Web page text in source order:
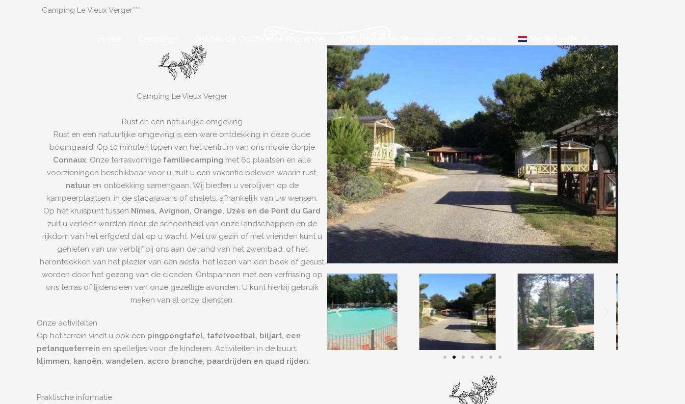
Camping Le Vieux Verger***
Camping Le Vieux Verger
Rust en een natuurlijke omgeving
Rust en een natuurlijke omgeving is een ware ontdekking in deze oude
boomgaard. Op 10 minuten lopen van het centrum van ons mooie dorpje
Connaux. Onze terrasvormige familiecamping met 60 plaatsen en alle
voorzieningen beschikbaar voor u, zult u een vakantie beleven waarin rust,
natuur en ontdekking samengaan. Wij bieden u verblijven op de
kampeerplaatsen, in de stacaravans of chalets, afhankelijk van uw wensen.
Op het kruispunt tussen Nîmes, Avignon, Orange, Uzès en de Pont du Gard
zult u verleidt worden door de schoonheid van onze landschappen en de
rijkdom van het erfgoed dat op u wacht. Met uw gezin of met vrienden kunt u
genieten van uw verblijf bij ons aan de rand van het zwembad, of het
herontdekken van het plezier van een siësta, het lezen van een boek of gesust
worden door het gezang van de cicaden. Ontspannen met een verfrissing op
ons terras of tijdens een van onze gezellige avonden. U kunt hierbij gebruik
maken van al onze diensten.
Onze activiteiten
Op het terrein vindt u ook een pingpongtafel, tafelvoetbal, biljart, een
petanqueterrein en spelletjes voor de kinderen. Activiteiten in de buurt:
klimmen, kanoën, wandelen, accro branche, paardrijden en quad rijden.
Praktische informatie